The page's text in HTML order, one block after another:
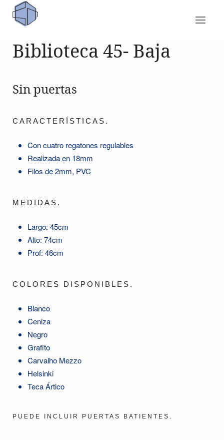
Biblioteca 45- Baja
Sin puertas
CARACTERÍSTICAS.
Con cuatro regatones regulables
Realizada en 18mm
Filos de 2mm, PVC
MEDIDAS.
Largo: 45cm
Alto: 74cm
Prof: 46cm
COLORES DISPONIBLES.
Blanco
Ceniza
Negro
Grafito
Carvalho Mezzo
Helsinki
Teca Ártico
PUEDE INCLUIR PUERTAS BATIENTES.